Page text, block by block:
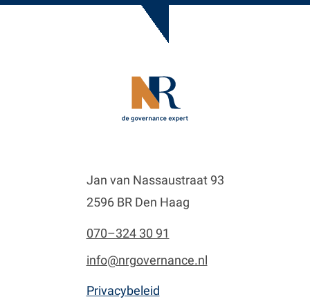
Jan van Nassaustraat 93
2596 BR Den Haag
070–324 30 91
info@nrgovernance.nl
Privacybeleid